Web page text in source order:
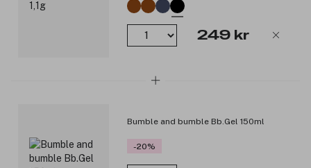
249 kr
Bumble and bumble Bb.Gel 150ml
-20%